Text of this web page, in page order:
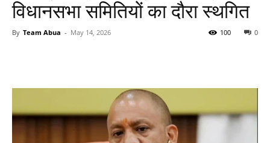
विधानसभा समितियों का दौरा स्थगित
By Team Abua - May 14, 2026 0
100